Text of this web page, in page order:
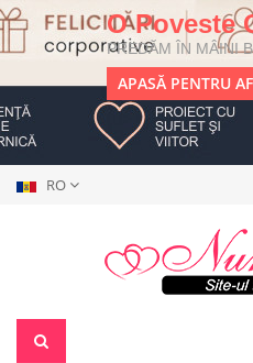
O Poveste
PREDĂM ÎN MÂINI
APASĂ PENTRU
RO